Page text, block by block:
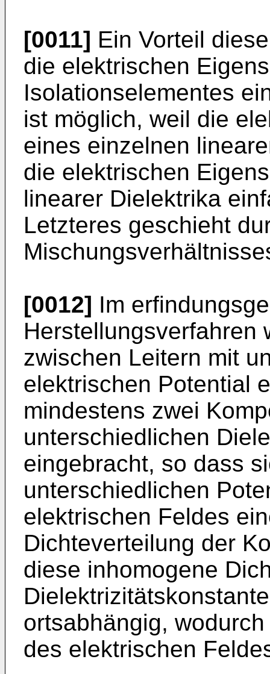
[0011] Ein Vorteil
die elektrischen
Isolationselementes
ist möglich, weil die
eines einzelnen
die elektrischen
linearer Dielektrika
Letzteres geschieht
[0012] Im
Herstellungsverfahren
zwischen Leitern mit
elektrischen Potential
mindestens zwei
unterschiedlichen
eingebracht, so dass
unterschiedlichen
elektrischen Feldes
Dichteverteilung der
diese inhomogene
ortsabhängig,
des elektrischen